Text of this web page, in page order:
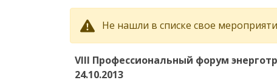
Не нашли в списке свое
VIII Профессиональный форум
24.10.2013